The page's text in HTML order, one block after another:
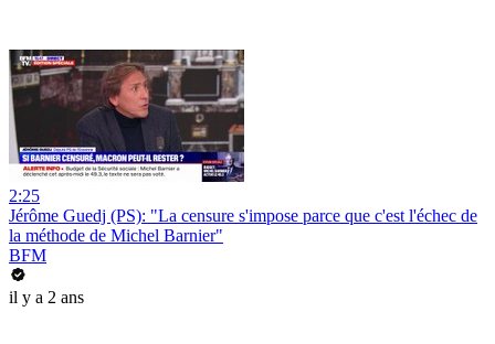
2:25
Jérôme Guedj (PS): "La censure s'impose parce que c'est l'échec de
la méthode de Michel Barnier"
BFM
il y a 2 ans